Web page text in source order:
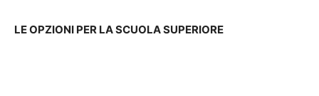
LE OPZIONI PER LA SCUOLA SUPERIORE